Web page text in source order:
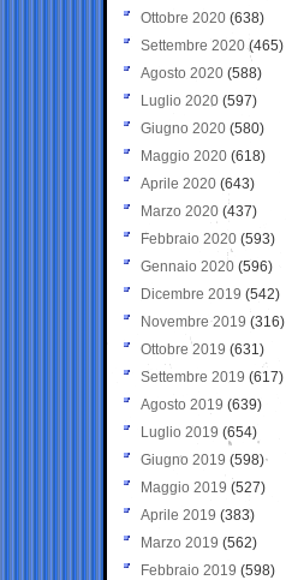
Ottobre 2020 (638)
Settembre 2020(465)
Agosto 2020 (588)
Luglio 2020 (597)
Giugno 2020 (580)
Maggio 2020 (618)
Aprile 2020 (643)
Marzo 2020 (437)
Febbraio 2020 (593)
Gennaio 2020 (596)
Dicembre 2019 (542)
Novembre 2019 (316)
Ottobre 2019 (631)
Settembre 2019 (617)
Agosto 2019 (639)
Luglio 2019 (654)
Giugno 2019 (598)
Maggio 2019 (527)
Aprile 2019 (383)
Marzo 2019 (562)
Febbraio 2019 (598)